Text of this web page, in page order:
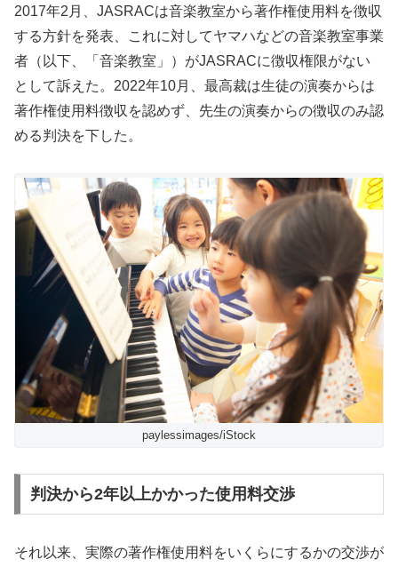
2017年2月、JASRACは音楽教室から著作権使用料を徴収
する方針を発表、これに対してヤマハなどの音楽教室事業
者（以下、「音楽教室」）がJASRACに徴収権限がない
として訴えた。2022年10月、最高裁は生徒の演奏からは
著作権使用料徴収を認めず、先生の演奏からの徴収のみ認
める判決を下した。
paylessimages/iStock
判決から2年以上かかった使用料交渉
それ以来、実際の著作権使用料をいくらにするかの交渉が